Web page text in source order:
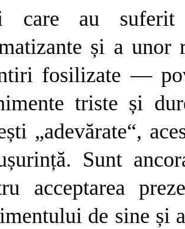
care au suferit
și a
fosilizate —
triste și
„adevărate“,
Sunt
acceptarea
de sine și